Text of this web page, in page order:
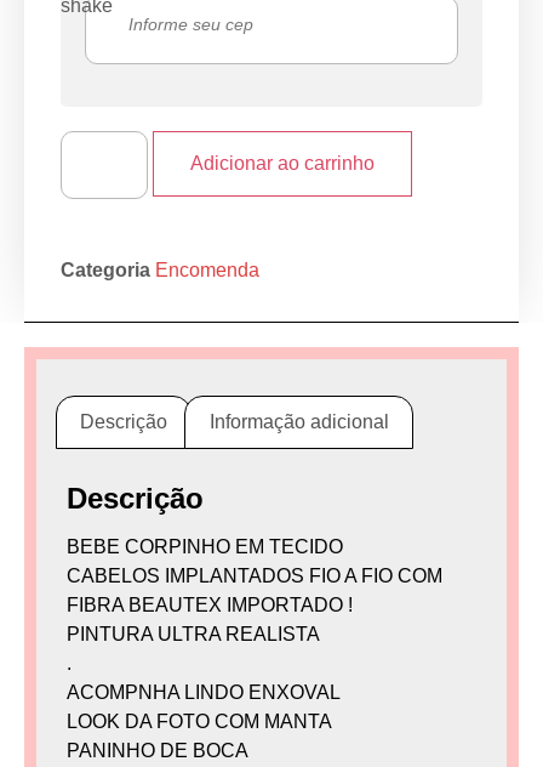
Adicionar ao carrinho
Categoria Encomenda
Descrição Informação adicional
Descrição
BEBE CORPINHO EM TECIDO
CABELOS IMPLANTADOS FIO A FIO COM
FIBRA BEAUTEX IMPORTADO !
PINTURA ULTRA REALISTA
.
ACOMPNHA LINDO ENXOVAL
LOOK DA FOTO COM MANTA
PANINHO DE BOCA